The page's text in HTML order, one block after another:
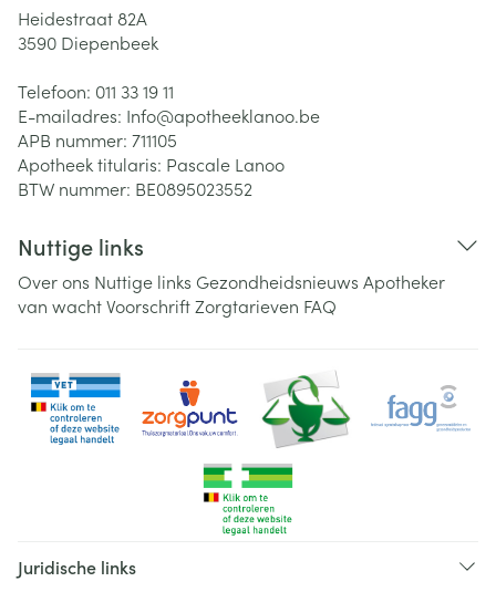
Heidestraat 82A
3590 Diepenbeek
Telefoon: 011 33 19 11
E-mailadres: Info@apotheeklanoo.be
APB nummer: 711105
Apotheek titularis: Pascale Lanoo
BTW nummer: BE0895023552
Nuttige links
Over ons Nuttige links Gezondheidsnieuws Apotheker
van wachtVoorschriftZorgtarieven FAQ
Juridische links